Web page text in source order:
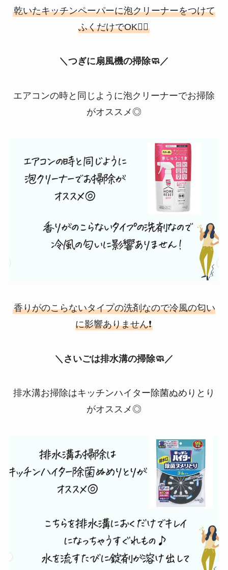
乾いたキッチンペーパーに泡クリーナーをつけて
ふくだけでOK🙆‍♀️
＼つぎに扇風機の掃除🧼／
エアコンの時と同じように泡クリーナーでお掃除
がオススメ◎
香りがのこらないタイプの洗剤なので冷風の匂い
に影響ありません❗️
＼さいごは排水溝の掃除🧼／
排水溝お掃除はキッチンハイター除菌ぬめりとり
がオススメ◎